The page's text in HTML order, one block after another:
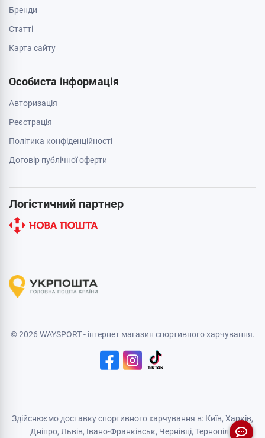
Бренди
Cтатті
Карта сайту
Особиста інформація
Авторизація
Реєстрація
Політика конфіденційності
Договір публічної оферти
Логістичний партнер
© 2026 WAYSPORT - інтернет магазин спортивного харчування.
Здійснюємо доставку спортивного харчування в: Київ, Харків,
Дніпро, Львів, Івано-Франківськ, Чернівці, Тернопіль